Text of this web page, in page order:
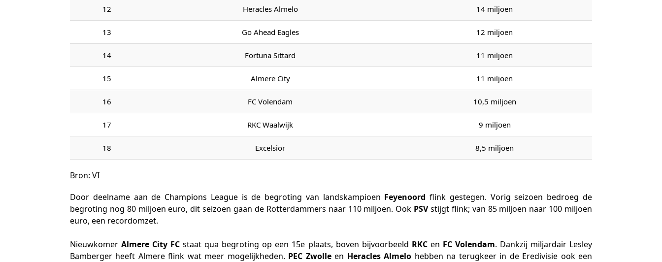
12 Heracles Almelo 14 miljoen
13 Go Ahead Eagles 12 miljoen
14 Fortuna Sittard 11 miljoen
15 Almere City 11 miljoen
16 FC Volendam 10,5 miljoen
17 RKC Waalwijk 9 miljoen
18 Excelsior 8,5 miljoen
Bron: VI
Door deelname aan de Champions League is de begroting van landskampioen Feyenoordflink gestegen. Vorig seizoen bedroeg de
begroting nog 80 miljoen euro, dit seizoen gaan de Rotterdammers naar 110 miljoen. Ook PSVstijgt flink; van 85 miljoen naar 100 miljoen
euro, een recordomzet.
NieuwkomerAlmere City FC staat qua begroting op een 15e plaats, boven bijvoorbeeld RKC en FC Volendam. Dankzij miljardair Lesley
Bamberger heeft Almere flink wat meer mogelijkheden. PEC Zwolleen Heracles Almelo hebben na terugkeer in de Eredivisie ook een